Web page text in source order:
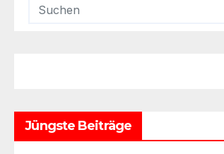
Jüngste Beiträge